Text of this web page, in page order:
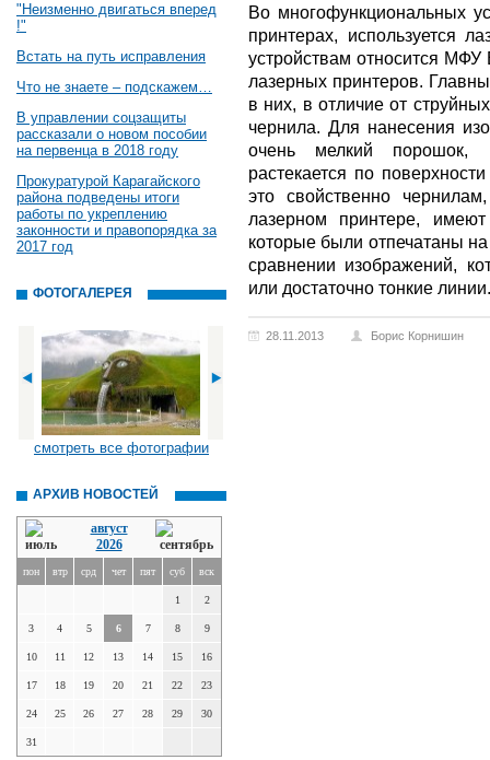
"Неизменно двигаться вперед
!"
Встать на путь исправления
Что не знаете – подскажем…
В управлении соцзащиты
рассказали о новом пособии
на первенца в 2018 году
Прокуратурой Карагайского
района подведены итоги
работы по укреплению
законности и правопорядка за
2017 год
ФОТОГАЛЕРЕЯ
смотреть все фотографии
АРХИВ НОВОСТЕЙ
август
2026
пон втр срд чет пят суб вск
1 2
3 4 5 6 7 8 9
10 11 12 13 14 15 16
17 18 19 20 21 22 23
24 25 26 27 28 29 30
31
Во многофункциональных
принтерах, используется
устройствам относится
лазерных принтеров.
в них, в отличие от
чернила. Для нанесения
очень мелкий порошок,
растекается по
это свойственно
лазерном принтере,
которые были отпечатаны
сравнении изображений,
или достаточно тонкие линии.
28.11.2013 Борис Корнишин